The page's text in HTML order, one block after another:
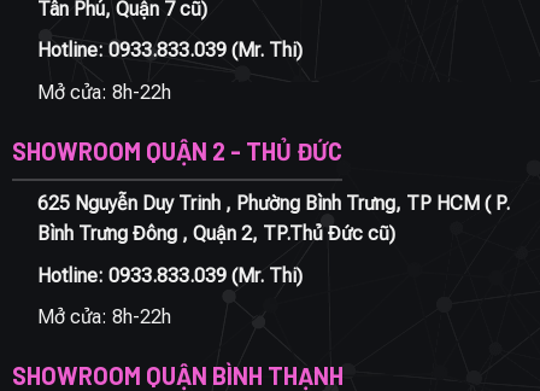
Tân Phú, Quận 7 cũ)
Hotline: 0933.833.039(Mr. Thi)
Mở cửa: 8h-22h
SHOWROOM QUẬN 2 - THỦ ĐỨC
625 Nguyễn Duy Trinh , Phường Bình Trưng, TP HCM ( P.
Bình Trưng Đông , Quận 2, TP.Thủ Đức cũ)
Hotline: 0933.833.039(Mr. Thi)
Mở cửa: 8h-22h
SHOWROOM QUẬN BÌNH THẠNH